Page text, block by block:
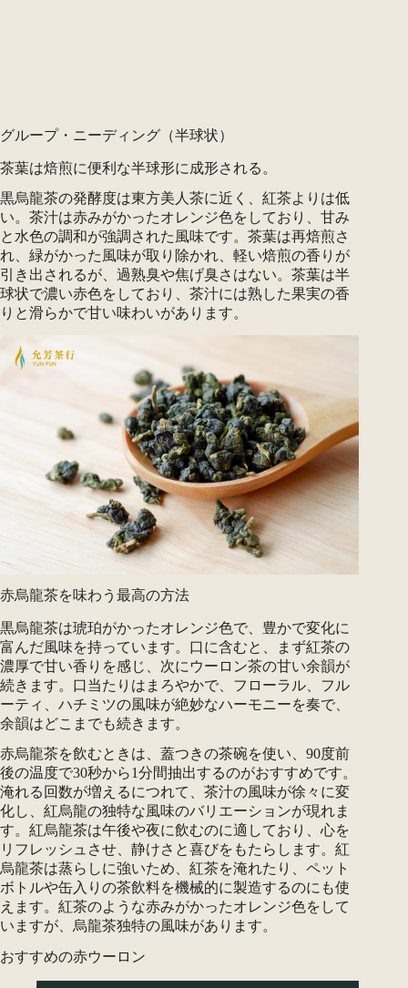
グループ・ニーディング（半球状）
茶葉は焙煎に便利な半球形に成形される。
黒烏龍茶の発酵度は東方美人茶に近く、紅茶よりは低
い。茶汁は赤みがかったオレンジ色をしており、甘み
と水色の調和が強調された風味です。茶葉は再焙煎さ
れ、緑がかった風味が取り除かれ、軽い焙煎の香りが
引き出されるが、過熟臭や焦げ臭さはない。茶葉は半
球状で濃い赤色をしており、茶汁には熟した果実の香
りと滑らかで甘い味わいがあります。
赤烏龍茶を味わう最高の方法
黒烏龍茶は琥珀がかったオレンジ色で、豊かで変化に
富んだ風味を持っています。口に含むと、まず紅茶の
濃厚で甘い香りを感じ、次にウーロン茶の甘い余韻が
続きます。口当たりはまろやかで、フローラル、フル
ーティ、ハチミツの風味が絶妙なハーモニーを奏で、
余韻はどこまでも続きます。
赤烏龍茶を飲むときは、蓋つきの茶碗を使い、90度前
後の温度で30秒から1分間抽出するのがおすすめです。
淹れる回数が増えるにつれて、茶汁の風味が徐々に変
化し、紅烏龍の独特な風味のバリエーションが現れま
す。紅烏龍茶は午後や夜に飲むのに適しており、心を
リフレッシュさせ、静けさと喜びをもたらします。紅
烏龍茶は蒸らしに強いため、紅茶を淹れたり、ペット
ボトルや缶入りの茶飲料を機械的に製造するのにも使
えます。紅茶のような赤みがかったオレンジ色をして
いますが、烏龍茶独特の風味があります。
おすすめの赤ウーロン